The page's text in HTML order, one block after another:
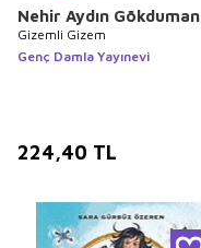
Nehir Aydın Gökduman
Gizemli Gizem
Genç Damla Yayınevi
224,40 TL